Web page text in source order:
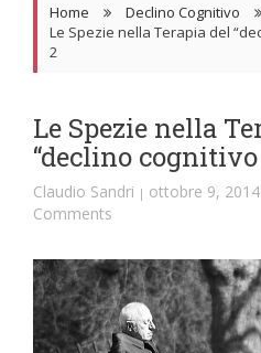
Home
Declino Cognitivo
Le Spezie nella Terapia del
2
Le Spezie nella
“declino
Claudio Sandri | ottobre 9, 2014
Comments